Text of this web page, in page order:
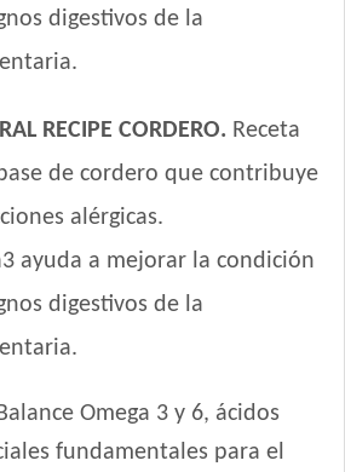
Breed
Control Medium Breed
Control Small Breed
Adult
Perro de Razas Pequeñas
Perro Adulto
Razas Medianas y Grandes
digestivos de la
RECIPE CORDERO. Receta
de cordero que contribuye
alérgicas.
ayuda a mejorar la condición
digestivos de la
Omega 3 y 6, ácidos
fundamentales para el